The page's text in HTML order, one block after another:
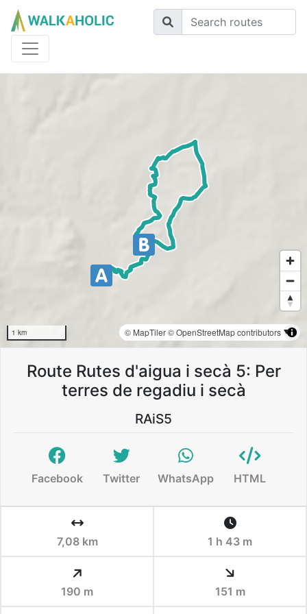
1 km © MapTiler© OpenStreetMap contributors
Route Rutes d'aigua i secà 5: Per
terres de regadiu i secà
RAiS5
Facebook Twitter WhatsApp HTML
7,08 km 1 h 43 m
190 m 151 m